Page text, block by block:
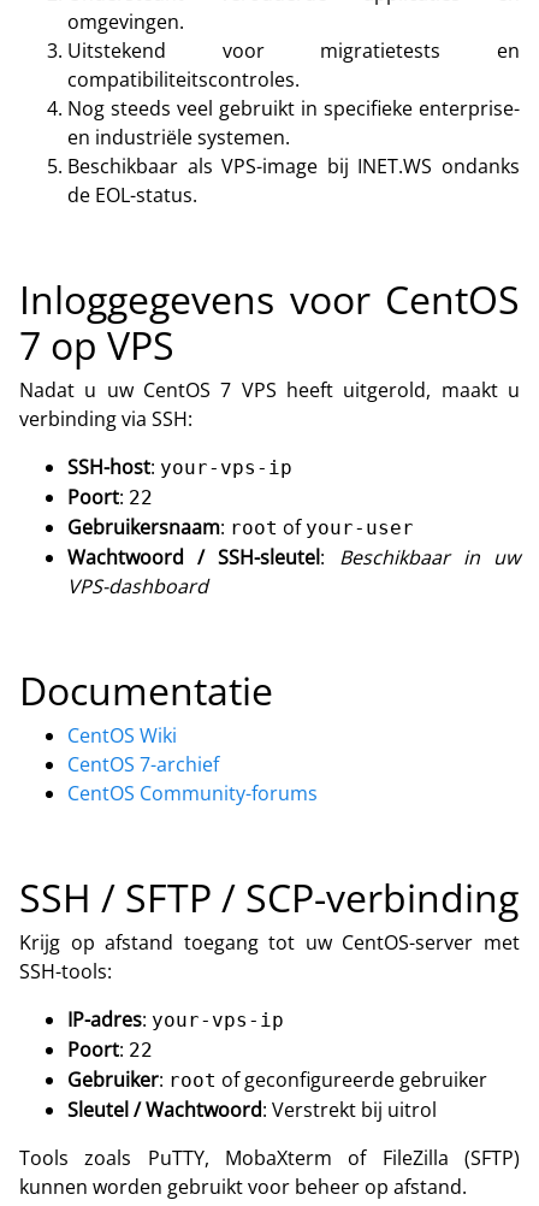
omgevingen.
Uitstekend voor migratietests en
compatibiliteitscontroles.
Nog steeds veel gebruikt in specifieke enterprise-
en industriële systemen.
Beschikbaar als VPS-image bij INET.WS ondanks
de EOL-status.
Inloggegevens voor CentOS
7 op VPS
Nadat u uw CentOS 7 VPS heeft uitgerold, maakt u
verbinding via SSH:
SSH-host: your-vps-ip
Poort: 22
Gebruikersnaam: root of your-user
Wachtwoord / SSH-sleutel: Beschikbaar in uw
VPS-dashboard
Documentatie
CentOS Wiki
CentOS 7-archief
CentOS Community-forums
SSH / SFTP / SCP-verbinding
Krijg op afstand toegang tot uw CentOS-server met
SSH-tools:
IP-adres: your-vps-ip
Poort: 22
Gebruiker: root of geconfigureerde gebruiker
Sleutel / Wachtwoord: Verstrekt bij uitrol
Tools zoals PuTTY, MobaXterm of FileZilla (SFTP)
kunnen worden gebruikt voor beheer op afstand.